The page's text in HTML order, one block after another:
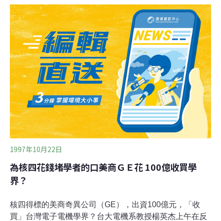
是要「擋下核四的興建計劃」。遊行隊伍在抵達日本交流
協會時，人群中不斷高喊「抵制日立、三菱重工、東
芝」。環保聯盟秘書長許瓊丹說，「核四廠工程計劃由美
商奇異公司得標後，不少組件是由奇異公司轉包給東芝、
三菱及日立等日商公司」。隊伍之後抵達信義路美國在台
協會，反核行動聯盟並在現場演出一場核廢料秀。經過近
三小時遊行後，隊伍抵達目的地凱達格蘭大道，隨即展開
核災警報試放活動，最後，由台灣環保聯盟總會長楊文衡
發表「我們絕對要擋下核四」宣言，並舉行現場人員核四
公投活動後，結束整個遊行活動。
1997年10月22日
為核四花錢堵學者的口美商ＧＥ花 100億收買學
界？
核四得標的美商奇異公司（GE），出資100億元，「收
買」台灣電子電機學界？台大電機系教授楊英杰上午在反